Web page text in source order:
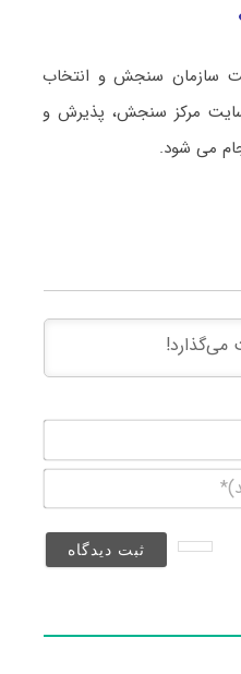
سازمان سنجش و انتخاب
سایت مرکز سنجش، پذیرش و
می شود.
(منتشر